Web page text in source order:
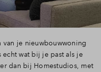
van je nieuwbouwwoning
echt wat bij je past als je
dan bij Homestudios, met